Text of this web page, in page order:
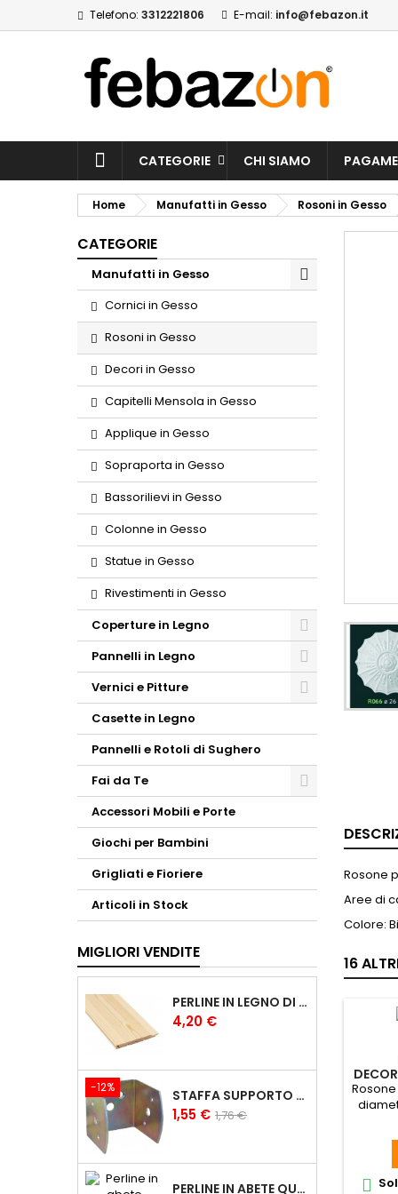
Telefono: 3312221806 E-mail: info@febazon.it
CATEGORIE CHI SIAMO
Home Manufatti in Gesso Rosoni in Gesso
CATEGORIE
Manufatti in Gesso
Cornici in Gesso
Rosoni in Gesso
Decori in Gesso
Capitelli Mensola in Gesso
Applique in Gesso
Sopraporta in Gesso
Bassorilievi in Gesso
Colonne in Gesso
Statue in Gesso
Rivestimenti in Gesso
Coperture in Legno
Pannelli in Legno
Vernici e Pitture
Casette in Legno
Pannelli e Rotoli di Sughero
Fai da Te
Accessori Mobili e Porte
Giochi per Bambini
Grigliati e Fioriere
Articoli in Stock
MIGLIORI VENDITE
PERLINE IN LEGNO DI PINO DA RIVESTIMENTO DA 1X10 CM PERLINE 1CM
Prezzo
4,20 €
-12% STAFFA SUPPORTO A U PER TRAVI IN LEGNO LAMELLARE
Prezzo
1,55 € Prezzo
1,76 €
PERLINE IN ABETE QUALITÀ A/B DA 20X150 MM PERLINE IN LEGNO PERLINE 2CM
Rosone
Aree di
Colore:
16
